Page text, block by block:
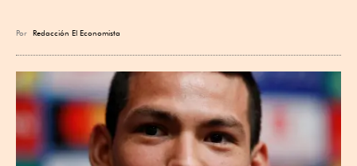
Por Redacción El Economista